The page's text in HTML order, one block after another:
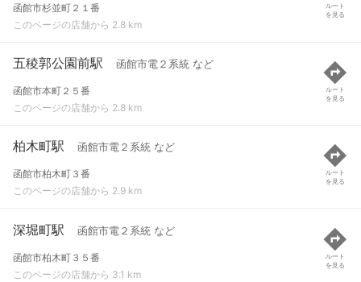
函館市杉並町２１番
このページの店舗から 2.8 km
ルート
を見る
五稜郭公園前駅 函館市電２系統 など
函館市本町２５番
このページの店舗から 2.8 km
ルート
を見る
柏木町駅 函館市電２系統 など
函館市柏木町３番
このページの店舗から 2.9 km
ルート
を見る
深堀町駅 函館市電２系統 など
函館市柏木町３５番
このページの店舗から 3.1 km
ルート
を見る